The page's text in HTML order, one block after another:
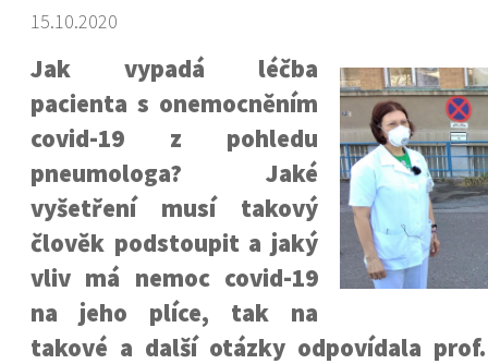
15.10.2020
Jak vypadá léčba
pacienta s onemocněním
covid-19 z pohledu
pneumologa? Jaké
vyšetření musí takový
člověk podstoupit a jaký
vliv má nemoc covid-19
na jeho plíce, tak na
takové a další otázky odpovídala